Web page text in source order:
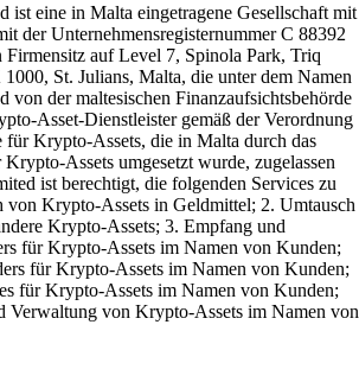
eine in Malta eingetragene Gesellschaft mit
der Unternehmensregisternummer C 88392
Firmensitz auf Level 7, Spinola Park, Triq
St. Julians, Malta, die unter dem Namen
von der maltesischen Finanzaufsichtsbehörde
Asset-Dienstleister gemäß der Verordnung
für Krypto-Assets, die in Malta durch das
Assets umgesetzt wurde, zugelassen
ist berechtigt, die folgenden Services zu
von Krypto-Assets in Geldmittel; 2. Umtausch
Krypto-Assets; 3. Empfang und
für Krypto-Assets im Namen von Kunden;
für Krypto-Assets im Namen von Kunden;
für Krypto-Assets im Namen von Kunden;
Verwaltung von Krypto-Assets im Namen von